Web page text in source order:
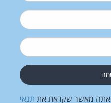
אתה מאשר שקראת את תנאי